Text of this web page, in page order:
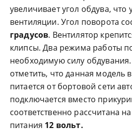
увеличивает угол обдува, что
вентиляции. Угол поворота
градусов. Вентилятор
клипсы. Два режима работы
необходимую силу обдувания.
отметить, что данная модель
питается от бортовой сети
подключается вместо
соответственно рассчитана
питания 12 вольт.